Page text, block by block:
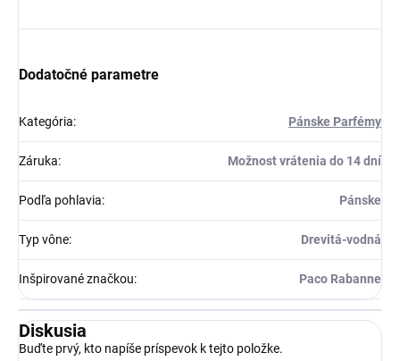
Dodatočné parametre
Kategória: Pánske Parfémy
Záruka: Možnost vrátenia do 14 dní
Podľa pohlavia: Pánske
Typ vône: Drevitá-vodná
Inšpirované značkou: Paco Rabanne
Diskusia
Buďte prvý, kto napíše príspevok k tejto položke.